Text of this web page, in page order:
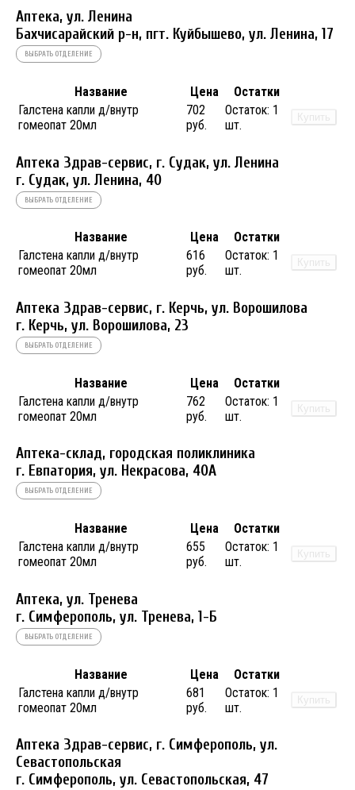
Аптека, ул. Ленина
Бахчисарайский р-н, пгт. Куйбышево, ул. Ленина, 17
ВЫБРАТЬ ОТДЕЛЕНИЕ
Название Цена
Остатки
Галстена капли д/внутр
гомеопат 20мл
702
руб.
Остаток: 1
шт.
Купить
Аптека Здрав-сервис, г. Судак, ул. Ленина
г. Судак, ул. Ленина, 40
ВЫБРАТЬ ОТДЕЛЕНИЕ
Название Цена
Остатки
Галстена капли д/внутр
гомеопат 20мл
616
руб.
Остаток: 1
шт.
Купить
Аптека Здрав-сервис, г. Керчь, ул. Ворошилова
г. Керчь, ул. Ворошилова, 23
ВЫБРАТЬ ОТДЕЛЕНИЕ
Название Цена
Остатки
Галстена капли д/внутр
гомеопат 20мл
762
руб.
Остаток: 1
шт.
Купить
Аптека-склад, городская поликлиника
г. Евпатория, ул. Некрасова, 40A
ВЫБРАТЬ ОТДЕЛЕНИЕ
Название Цена
Остатки
Галстена капли д/внутр
гомеопат 20мл
655
руб.
Остаток: 1
шт.
Купить
Аптека, ул. Тренева
г. Симферополь, ул. Тренева, 1-Б
ВЫБРАТЬ ОТДЕЛЕНИЕ
Название Цена
Остатки
Галстена капли д/внутр
гомеопат 20мл
681
руб.
Остаток: 1
шт.
Купить
Аптека Здрав-сервис, г. Симферополь, ул.
Севастопольская
г. Симферополь, ул. Севастопольская, 47